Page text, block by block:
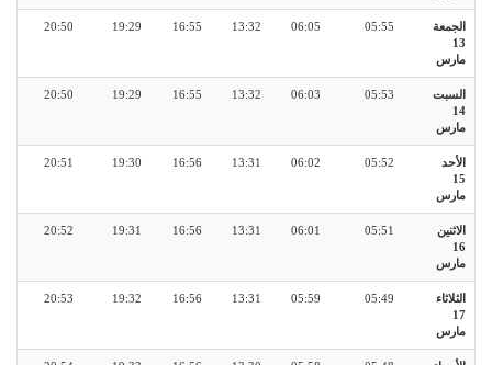
الجمعة
13
مارس
05:55
06:05
13:32
16:55
19:29
20:50
السبت
14
مارس
05:53
06:03
13:32
16:55
19:29
20:50
الأحد
15
مارس
05:52
06:02
13:31
16:56
19:30
20:51
الاثنين
16
مارس
05:51
06:01
13:31
16:56
19:31
20:52
الثلاثاء
17
مارس
05:49
05:59
13:31
16:56
19:32
20:53